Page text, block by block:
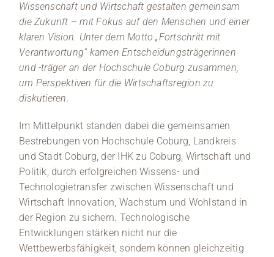
Wissenschaft und Wirtschaft gestalten gemeinsam
die Zukunft – mit Fokus auf den Menschen und einer
klaren Vision. Unter dem Motto „Fortschritt mit
Verantwortung“ kamen Entscheidungsträgerinnen
und -träger an der Hochschule Coburg zusammen,
um Perspektiven für die Wirtschaftsregion zu
diskutieren.
Im Mittelpunkt standen dabei die gemeinsamen
Bestrebungen von Hochschule Coburg, Landkreis
und Stadt Coburg, der IHK zu Coburg, Wirtschaft und
Politik, durch erfolgreichen Wissens- und
Technologietransfer zwischen Wissenschaft und
Wirtschaft Innovation, Wachstum und Wohlstand in
der Region zu sichern. Technologische
Entwicklungen stärken nicht nur die
Wettbewerbsfähigkeit, sondern können gleichzeitig